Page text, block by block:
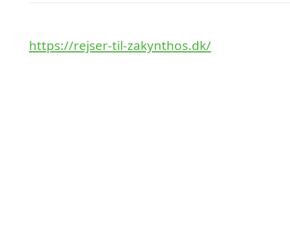
https://rejser-til-zakynthos.dk/